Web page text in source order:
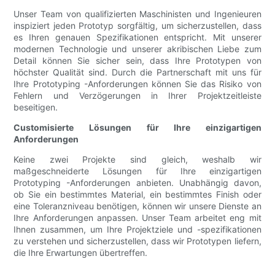
Unser Team von qualifizierten Maschinisten und Ingenieuren
inspiziert jeden Prototyp sorgfältig, um sicherzustellen, dass
es Ihren genauen Spezifikationen entspricht. Mit unserer
modernen Technologie und unserer akribischen Liebe zum
Detail können Sie sicher sein, dass Ihre Prototypen von
höchster Qualität sind. Durch die Partnerschaft mit uns für
Ihre Prototyping -Anforderungen können Sie das Risiko von
Fehlern und Verzögerungen in Ihrer Projektzeitleiste
beseitigen.
Customisierte Lösungen für Ihre einzigartigen
Anforderungen
Keine zwei Projekte sind gleich, weshalb wir
maßgeschneiderte Lösungen für Ihre einzigartigen
Prototyping -Anforderungen anbieten. Unabhängig davon,
ob Sie ein bestimmtes Material, ein bestimmtes Finish oder
eine Toleranzniveau benötigen, können wir unsere Dienste an
Ihre Anforderungen anpassen. Unser Team arbeitet eng mit
Ihnen zusammen, um Ihre Projektziele und -spezifikationen
zu verstehen und sicherzustellen, dass wir Prototypen liefern,
die Ihre Erwartungen übertreffen.